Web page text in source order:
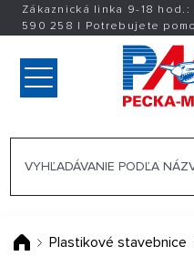
Zákaznická linka 9-18 hod.:
590 258 | Potrebujete
Plastikové stavebnice